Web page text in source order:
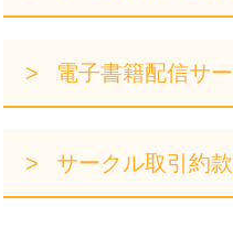
電子書籍配信サ
サークル取引約款